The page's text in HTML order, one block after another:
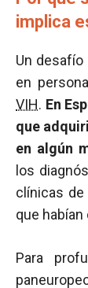
implica
Un desafío
en
VIH. En
que
en algún
los
clínicas de
que habían
Para